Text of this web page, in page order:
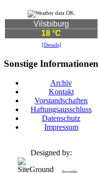
Vilsbiburg
18 °C
[Details]
Sonstige Informationen
Archiv
Kontakt
Vorstandschaften
Haftungsausschluss
Datenschutz
Impressum
Designed by:
Joomla